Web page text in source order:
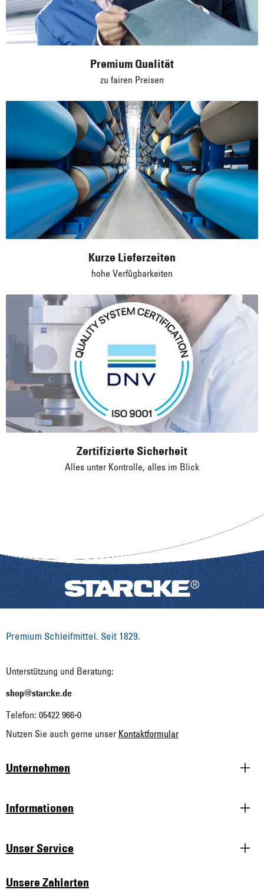
Kurze Lieferzeiten
hohe Verfügbarkeiten
Zertifizierte Sicherheit
Alles unter Kontrolle, alles im Blick
Premium Schleifmittel. Seit 1829.
Unterstützung und Beratung:
shop@starcke.de
Telefon: 05422 966-0
Nutzen Sie auch gerne unser Kontaktformular
Unternehmen
Informationen
Unser Service
Unsere Zahlarten